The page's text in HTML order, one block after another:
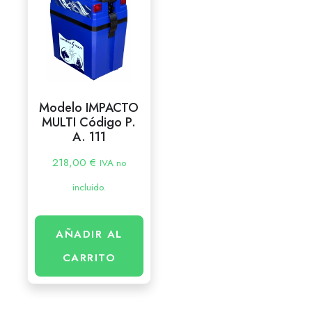
Modelo IMPACTO
MULTI Código P.
A. 111
218,00 € IVA no
incluido.
AÑADIR AL
CARRITO